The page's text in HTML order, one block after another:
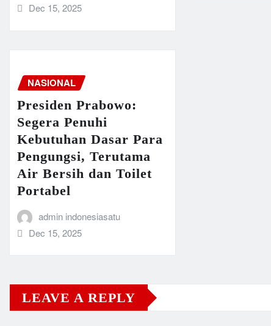
Dec 15, 2025
NASIONAL
Presiden Prabowo:
Segera Penuhi
Kebutuhan Dasar Para
Pengungsi, Terutama
Air Bersih dan Toilet
Portabel
admin indonesiasatu
Dec 15, 2025
LEAVE A REPLY